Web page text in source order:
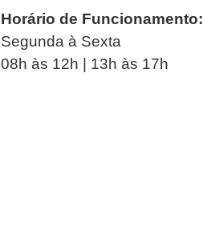
Horário de Funcionamento:
Segunda à Sexta
08h às 12h | 13h às 17h